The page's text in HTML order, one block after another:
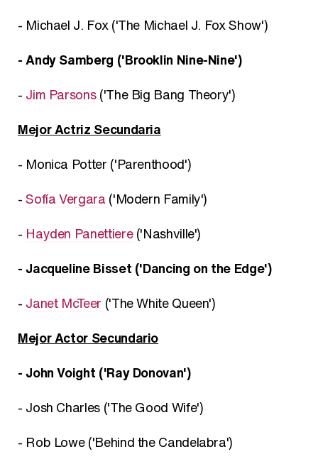
- Michael J. Fox ('The Michael J. Fox Show')
- Andy Samberg ('Brooklin Nine-Nine')
- Jim Parsons('The Big Bang Theory')
Mejor Actriz Secundaria
- Monica Potter ('Parenthood')
-Sofía Vergara ('Modern Family')
- Hayden Panettiere('Nashville')
- Jacqueline Bisset ('Dancing on the Edge')
- Janet McTeer ('The White Queen')
Mejor Actor Secundario
- John Voight ('Ray Donovan')
- Josh Charles ('The Good Wife')
- Rob Lowe ('Behind the Candelabra')